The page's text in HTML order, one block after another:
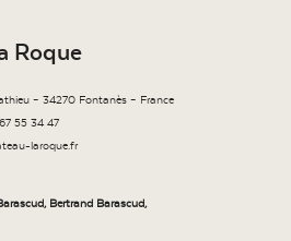
Roque
– 34270 Fontanès – France
55 34 47
laroque.fr
Bertrand Barascud,